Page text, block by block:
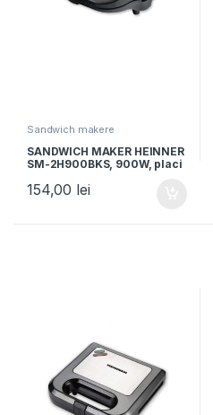
Sandwich makere
SANDWICH MAKER HEINNER
SM-2H900BKS, 900W, placi
antiadezive: waffle, grill,
Negru/Rosu
154,00 lei